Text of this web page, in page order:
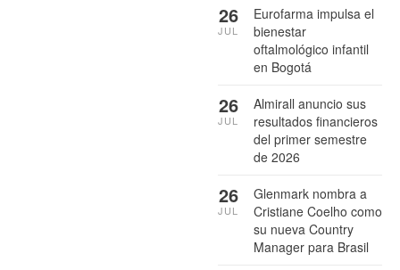
Eurofarma impulsa el
bienestar
oftalmológico infantil
en Bogotá
26
JUL
Almirall anuncio sus
resultados financieros
del primer semestre
de 2026
26
JUL
Glenmark nombra a
Cristiane Coelho como
su nueva Country
Manager para Brasil
26
JUL